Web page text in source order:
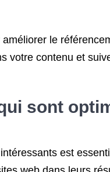
le
votre contenu et
sont
est